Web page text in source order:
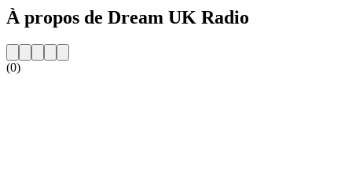
À propos de Dream UK Radio
(0)